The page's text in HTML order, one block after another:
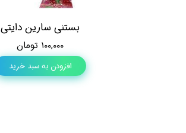
بستنی سارین دایتی
۱۰۰,۰۰۰ تومان
افزودن به سبد خرید